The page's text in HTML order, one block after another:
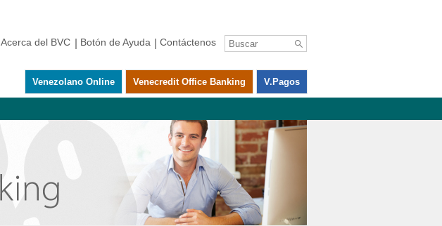
Acerca del BVC Botón de Ayuda Contáctenos
Venezolano Online Venecredit Office Banking V.pagos